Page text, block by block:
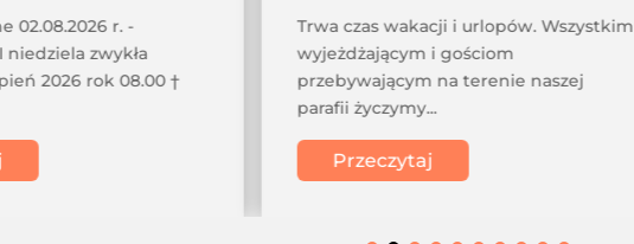
02.08.2026 r. -
niedziela zwykła
2026 rok 08.00 †
Trwa czas wakacji i urlopów. Wszystkim
wyjeżdżającym i gościom
przebywającym na terenie naszej
parafii życzymy...
Przeczytaj